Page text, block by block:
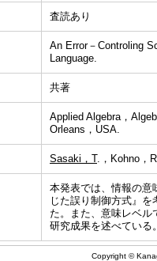
査読あり
An Error－Controling
Language.
共著
Applied Algebra，
Orleans，USA.
Sasaki，T.，Kohno，
本発表では、情報の意
じた誤り制御方式』
た。また、意味レベ
研究成果を述べている
Copyright ©